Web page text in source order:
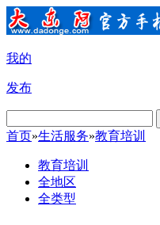
我的
发布
首页»生活服务»教育培训
教育培训
全地区
全类型